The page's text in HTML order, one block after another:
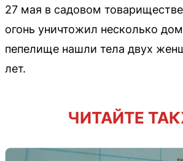
27 мая в садовом
огонь уничтожил несколько
пепелище нашли тела двух
лет.
ЧИТАЙТЕ